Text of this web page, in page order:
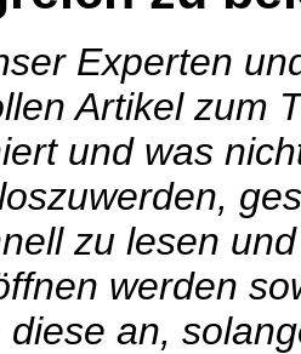
Experten
Artikel zum
und was
zu lesen
werden
diese an,